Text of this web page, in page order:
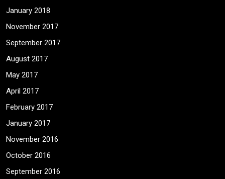
January 2018
November 2017
September 2017
August 2017
May 2017
April 2017
February 2017
January 2017
November 2016
October 2016
September 2016